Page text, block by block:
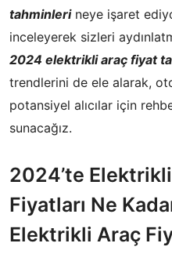
tahminlerineye işaret
inceleyerek sizleri
2024 elektrikli araç fiyat
trendlerini de ele alarak,
potansiyel alıcılar için
sunacağız.
2024’te
Fiyatları Ne
Elektrikli Araç